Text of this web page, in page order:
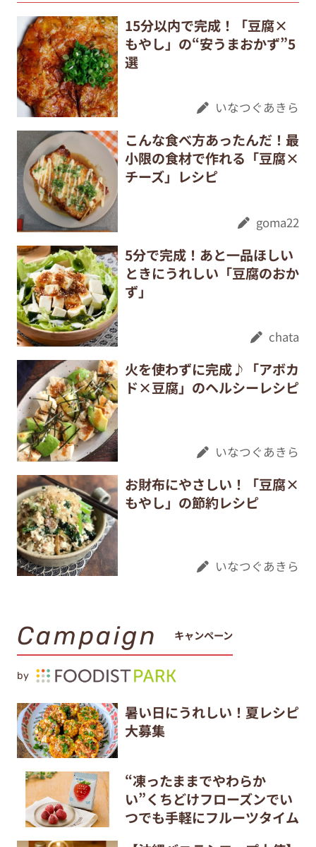
15分以内で完成！「豆腐×
もやし」の“安うまおかず”5
選
いなつぐあきら
こんな食べ方あったんだ！最
小限の食材で作れる「豆腐×
チーズ」レシピ
goma22
5分で完成！あと一品ほしい
ときにうれしい「豆腐のおか
ず」
chata
火を使わずに完成♪「アボカ
ド×豆腐」のヘルシーレシピ
いなつぐあきら
お財布にやさしい！「豆腐×
もやし」の節約レシピ
いなつぐあきら
Campaign キャンペーン
by
暑い日にうれしい！夏レシピ
大募集
“凍ったままでやわらか
い”くちどけフローズンでい
つでも手軽にフルーツタイム